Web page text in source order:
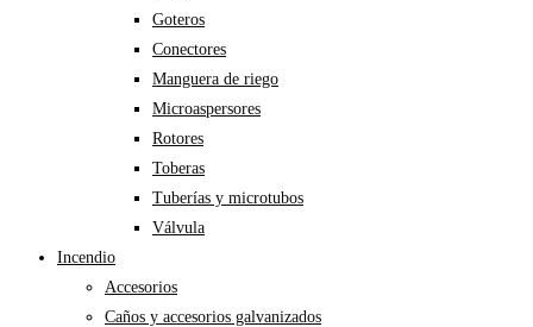
Goteros
Conectores
Manguera de riego
Microaspersores
Rotores
Toberas
Tuberías y microtubos
Válvula
Incendio
Accesorios
Caños y accesorios galvanizados